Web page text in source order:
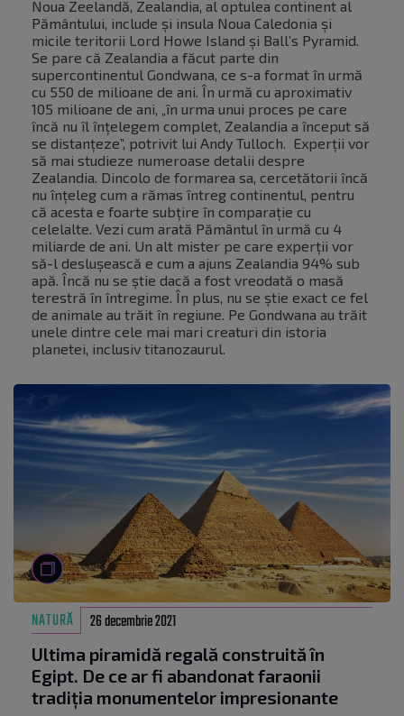
Noua Zeelandă, Zealandia, al optulea continent al
Pământului, include și insula Noua Caledonia și
micile teritorii Lord Howe Island și Ball’s Pyramid.
Se pare că Zealandia a făcut parte din
supercontinentul Gondwana, ce s-a format în urmă
cu 550 de milioane de ani. În urmă cu aproximativ
105 milioane de ani, „în urma unui proces pe care
încă nu îl înțelegem complet, Zealandia a început să
se distanțeze”, potrivit lui Andy Tulloch. Experții vor
să mai studieze numeroase detalii despre
Zealandia. Dincolo de formarea sa, cercetătorii încă
nu înțeleg cum a rămas întreg continentul, pentru
că acesta e foarte subțire în comparație cu
celelalte. Vezi cum arată Pământul în urmă cu 4
miliarde de ani. Un alt mister pe care experții vor
să-l deslușească e cum a ajuns Zealandia 94% sub
apă. Încă nu se știe dacă a fost vreodată o masă
terestră în întregime. În plus, nu se știe exact ce fel
de animale au trăit în regiune. Pe Gondwana au trăit
unele dintre cele mai mari creaturi din istoria
planetei, inclusiv titanozaurul.
NATURĂ 26 decembrie 2021
Ultima piramidă regală construită în
Egipt. De ce ar fi abandonat faraonii
tradiția monumentelor impresionante